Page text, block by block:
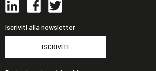
Iscriviti alla newsletter
ISCRIVITI